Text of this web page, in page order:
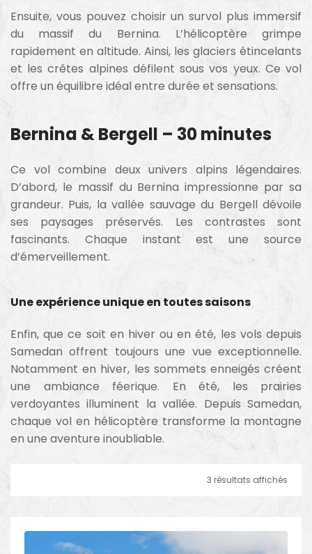
Ensuite, vous pouvez choisir un survol plus immersif
du massif du Bernina. L’hélicoptère grimpe
rapidement en altitude. Ainsi, les glaciers étincelants
et les crêtes alpines défilent sous vos yeux. Ce vol
offre un équilibre idéal entre durée et sensations.
Bernina & Bergell – 30 minutes
Ce vol combine deux univers alpins légendaires.
D’abord, le massif du Bernina impressionne par sa
grandeur. Puis, la vallée sauvage du Bergell dévoile
ses paysages préservés. Les contrastes sont
fascinants. Chaque instant est une source
d’émerveillement.
Une expérience unique en toutes saisons
Enfin, que ce soit en hiver ou en été, les vols depuis
Samedan offrent toujours une vue exceptionnelle.
Notamment en hiver, les sommets enneigés créent
une ambiance féerique. En été, les prairies
verdoyantes illuminent la vallée. Depuis Samedan,
chaque vol en hélicoptère transforme la montagne
en une aventure inoubliable.
3 résultats affichés